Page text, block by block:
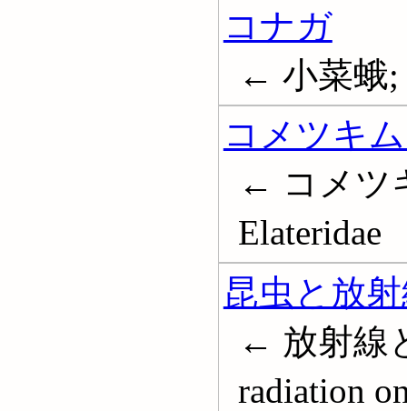
コナガ
← 小菜蛾;
コメツキ
← コメツ
Elateridae
昆虫と放
← 放射線
radiation